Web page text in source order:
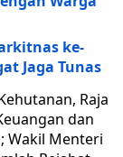
ke-
Jaga Tunas
Raja
dan
Wakil Menteri